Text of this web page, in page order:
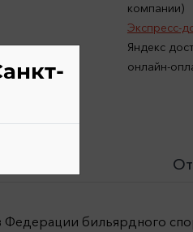
компании)
Экспресс-
Яндекс
онлайн-
Федерации бильярдного